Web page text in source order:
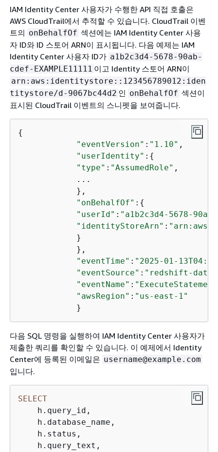
IAM Identity Center 사용자가 수행한 API 직접 호출은
AWS CloudTrail에서 추적할 수 있습니다. CloudTrail 이벤
트의 onBehalfOf 섹션에는 IAM Identity Center 사용
자 ID와 ID 스토어 ARN이 표시됩니다. 다음 예제는 IAM
Identity Center 사용자 ID가 a1b2c3d4-5678-90ab-
cdef-EXAMPLE11111 이고 Identity 스토어 ARN이
arn:aws:identitystore::123456789012:iden
titystore/d-9067bc44d2 인 onBehalfOf 섹션이
표시된 CloudTrail 이벤트의 스니펫을 보여줍니다.
{
"eventVersion" : "1.10" ,
"userIdentity" : {
"type" : "AssumedRole" ,
            ...
            },
"onBehalfOf" : {
"userId" : "a1b2c3d4-5678-90ab-
"identityStoreArn" :
            }
            },
"eventTime" : "2025-01-
"eventSource" : "redshift-
"eventName" :
"awsRegion" : "us-east-1"
            }
다음 SQL 명령을 실행하여 IAM Identity Center 사용자가
제출한 쿼리를 확인할 수 있습니다. 이 예제에서 Identity
Center에 등록된 이메일은 username@example.com
입니다.
SELECT
    h.query_id,
    h.database_name,
    h.status,
    h.query_text,